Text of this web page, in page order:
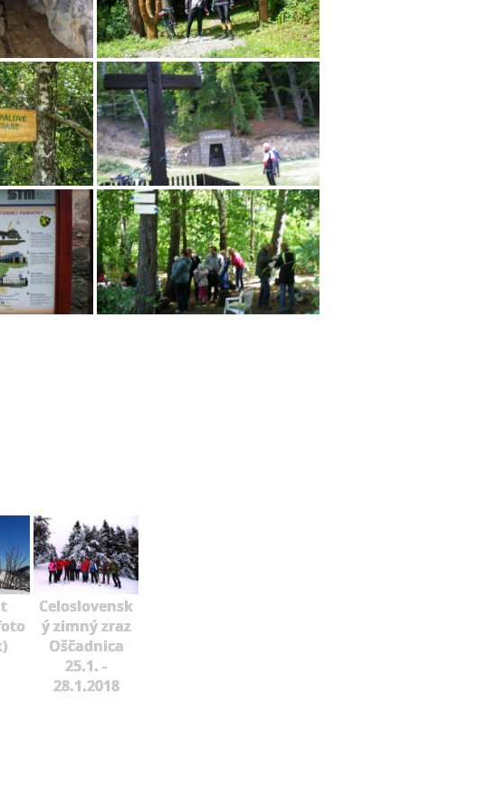
Celoslovensk
ý zimný zraz
Oščadnica
25.1. -
28.1.2018